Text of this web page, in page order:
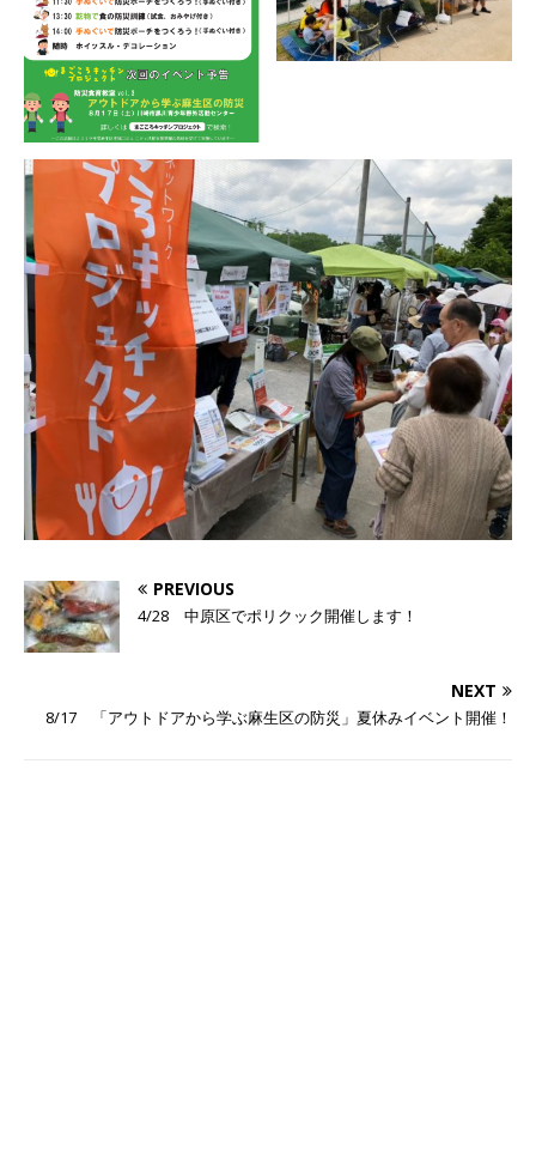
PREVIOUS
4/28 中原区でポリクック開催します！
NEXT
8/17 「アウトドアから学ぶ麻生区の防災」夏休みイベント開催！